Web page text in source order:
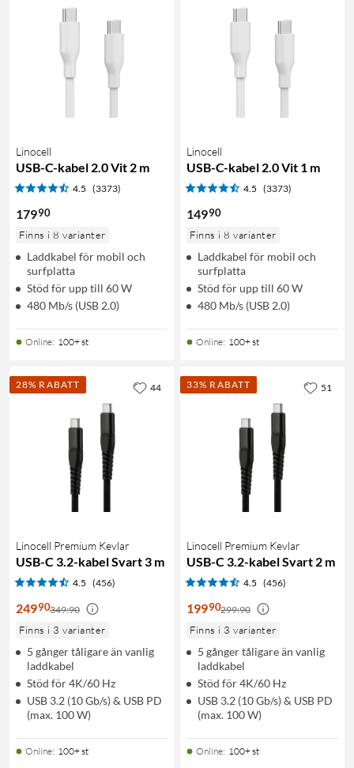
Linocell
USB-C-kabel 2.0 Vit 2 m
4.5 (3373)
17990
Finns i 8 varianter
Laddkabel för mobil och
surfplatta
Stöd för upp till 60 W
480 Mb/s (USB 2.0)
Online: 100+ st
Linocell
USB-C-kabel 2.0 Vit 1 m
4.5 (3373)
14990
Finns i 8 varianter
Laddkabel för mobil och
surfplatta
Stöd för upp till 60 W
480 Mb/s (USB 2.0)
Online: 100+ st
28% RABATT
Linocell Premium Kevlar
USB-C 3.2-kabel Svart 3 m
4.5 (456)
24990349:90
Finns i 3 varianter
5 gånger tåligare än vanlig
laddkabel
Stöd för 4K/60 Hz
USB 3.2 (10 Gb/s) & USB PD
(max. 100 W)
Online: 100+ st
44 33% RABATT
Linocell Premium Kevlar
USB-C 3.2-kabel Svart 2 m
4.5 (456)
19990299:90
Finns i 3 varianter
5 gånger tåligare än vanlig
laddkabel
Stöd för 4K/60 Hz
USB 3.2 (10 Gb/s) & USB PD
(max. 100 W)
Online: 100+ st
51